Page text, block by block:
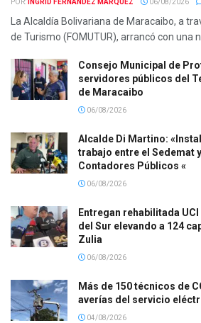
POR: INGRID FERNÁNDEZ MÁRQUEZ 06/08/2026
La Alcaldía Bolivariana de Maracaibo, a
de Turismo (FOMUTUR), arrancó con una
Consejo Municipal de
servidores públicos del
de Maracaibo
06/08/2026
Alcalde Di Martino:
trabajo entre el Sedemat
Contadores Públicos «
06/08/2026
Entregan rehabilitada
del Sur elevando a 124
Zulia
06/08/2026
Más de 150 técnicos de
averías del servicio
04/08/2026